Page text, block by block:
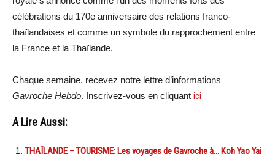
célébrations du 170e anniversaire des relations franco-
thaïlandaises et comme un symbole du rapprochement entre
la France et la Thaïlande.
Chaque semaine, recevez notre lettre d’informations
Gavroche Hebdo. Inscrivez-vous en cliquant ici
A Lire Aussi:
THAÏLANDE – TOURISME: Les voyages de Gavroche à… Koh Yao Yai